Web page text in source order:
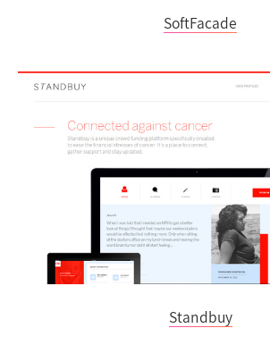
SoftFacade
Standbuy